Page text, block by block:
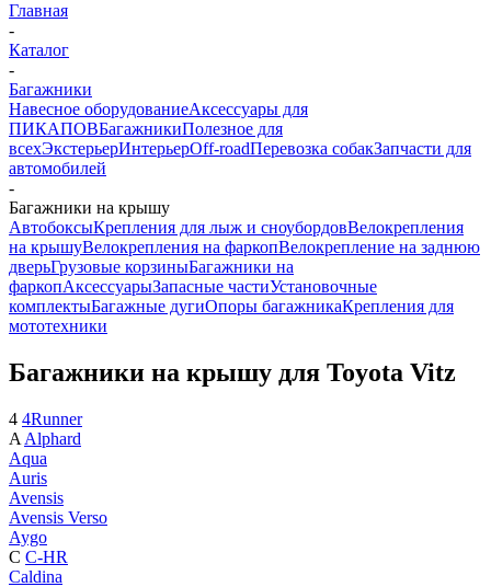
Главная
-
Каталог
-
Багажники
Навесное оборудованиеАксессуары для
ПИКАПОВБагажникиПолезное для
всехЭкстерьерИнтерьерOff-roadПеревозка собакЗапчасти для
автомобилей
-
Багажники на крышу
АвтобоксыКрепления для лыж и сноубордовВелокрепления
на крышуВелокрепления на фаркопВелокрепление на заднюю
дверьГрузовые корзиныБагажники на
фаркопАксессуарыЗапасные частиУстановочные
комплектыБагажные дугиОпоры багажникаКрепления для
мототехники
Багажники на крышу для Toyota Vitz
4 4Runner
A Alphard
Aqua
Auris
Avensis
Avensis Verso
Aygo
C C-HR
Caldina